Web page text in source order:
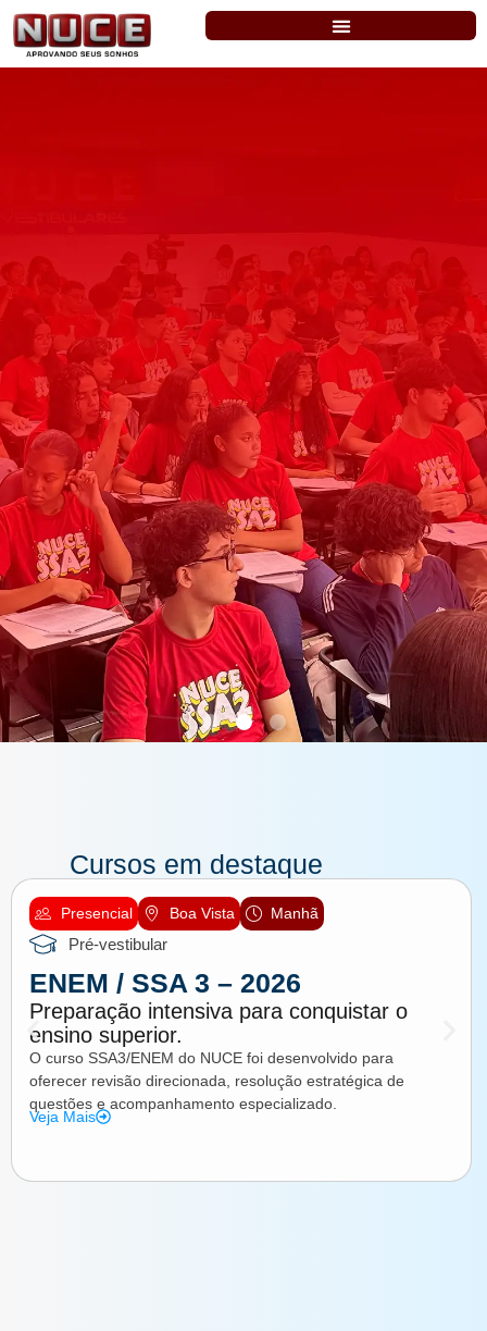
ENEM, IFPE, ETE e SSA.
Estude com quem mais aprova em
Pernambuco​
Ver Cursos
Cursos em destaque
Presencial Boa Vista Manhã
Pré-vestibular
ENEM / SSA 3 – 2026
Preparação intensiva para conquistar o
ensino superior.
O curso SSA3/ENEM do NUCE foi desenvolvido para
oferecer revisão direcionada, resolução estratégica de
questões e acompanhamento especializado.
Veja Mais